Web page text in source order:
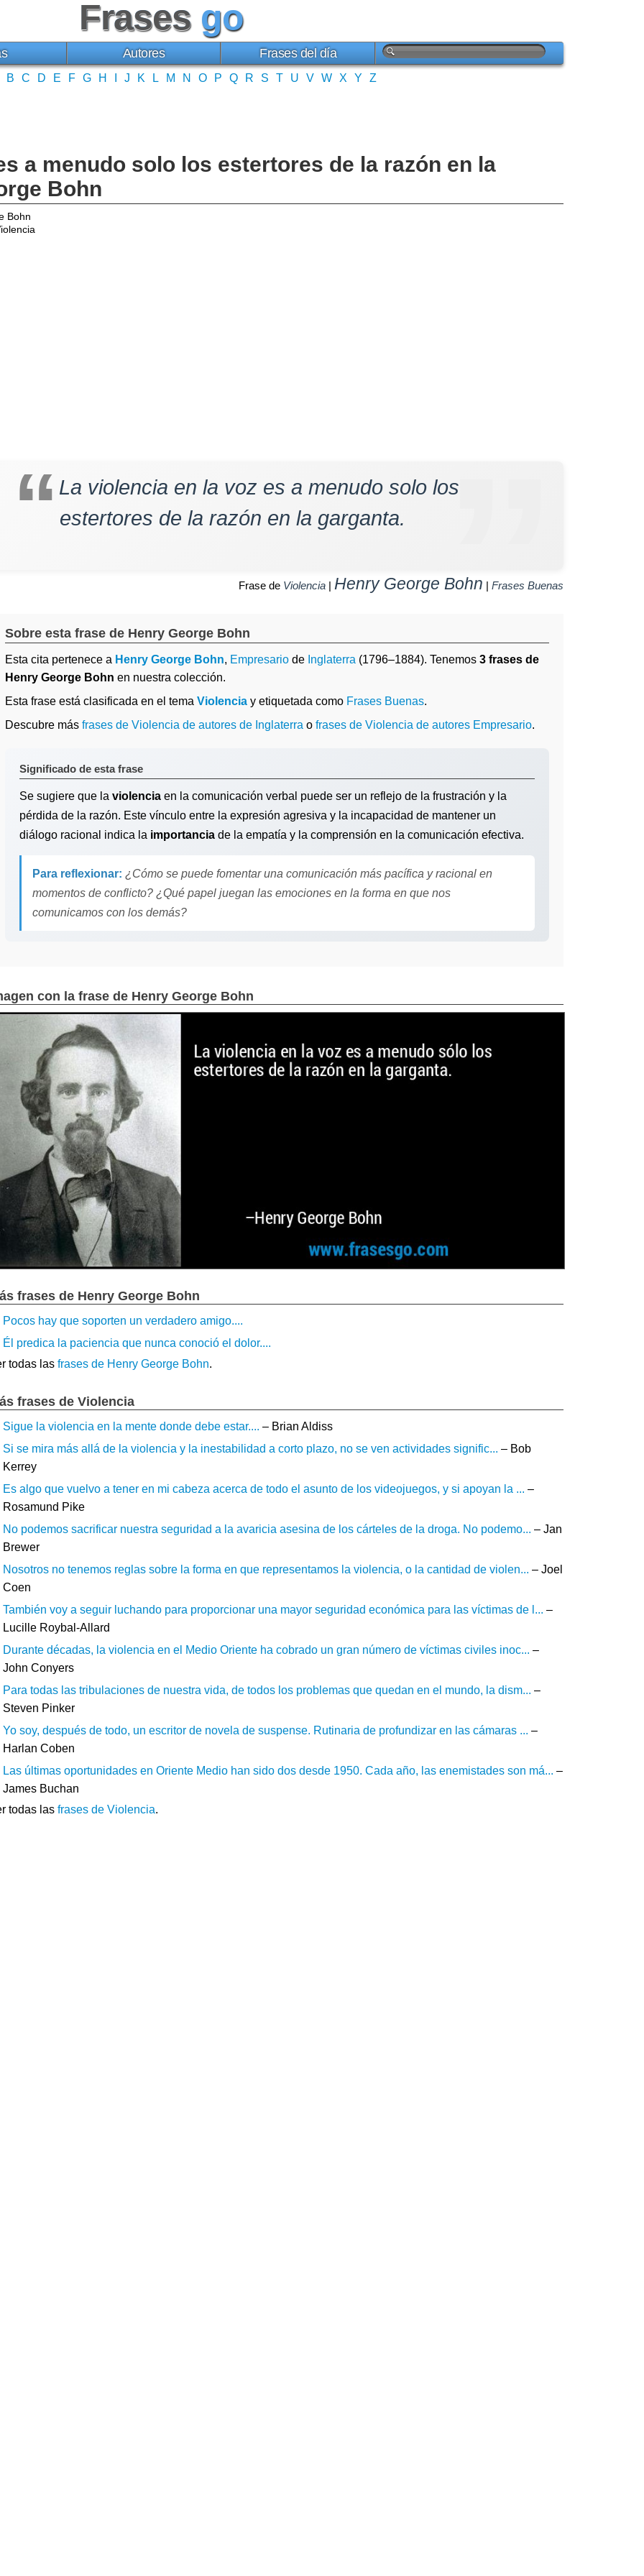
Frases go
Autores Frases del día
B C D E F G H J K L M N O P Q R S T U V W X Y Z
a menudo solo los estertores de la razón en la
Bohn
Bohn
La violencia en la voz es a menudo solo los
estertores de la razón en la garganta.
Frase de Violencia | Henry George Bohn | Frases Buenas
Sobre esta frase de Henry George Bohn
Esta cita pertenece a Henry George Bohn, Empresario de Inglaterra (1796–1884). Tenemos 3 frases de
Henry George Bohn en nuestra colección.
Esta frase está clasificada en el tema Violencia y etiquetada como Frases Buenas.
Descubre más frases de Violencia de autores de Inglaterra o frases de Violencia de autores Empresario.
Significado de esta frase
Se sugiere que la violencia en la comunicación verbal puede ser un reflejo de la frustración y la
pérdida de la razón. Este vínculo entre la expresión agresiva y la incapacidad de mantener un
diálogo racional indica la importancia de la empatía y la comprensión en la comunicación efectiva.
Para reflexionar: ¿Cómo se puede fomentar una comunicación más pacífica y racional en
momentos de conflicto? ¿Qué papel juegan las emociones en la forma en que nos
comunicamos con los demás?
con la frase de Henry George Bohn
frases de Henry George Bohn
Pocos hay que soporten un verdadero amigo....
Él predica la paciencia que nunca conoció el dolor....
todas las frases de Henry George Bohn.
frases de Violencia
Sigue la violencia en la mente donde debe estar.... – Brian Aldiss
Si se mira más allá de la violencia y la inestabilidad a corto plazo, no se ven actividades signific... – Bob
Kerrey
Es algo que vuelvo a tener en mi cabeza acerca de todo el asunto de los videojuegos, y si apoyan la ... –
Rosamund Pike
No podemos sacrificar nuestra seguridad a la avaricia asesina de los cárteles de la droga. No podemo... – Jan
Brewer
Nosotros no tenemos reglas sobre la forma en que representamos la violencia, o la cantidad de violen... – Joel
Coen
También voy a seguir luchando para proporcionar una mayor seguridad económica para las víctimas de l... –
Lucille Roybal-Allard
Durante décadas, la violencia en el Medio Oriente ha cobrado un gran número de víctimas civiles inoc... –
John Conyers
Para todas las tribulaciones de nuestra vida, de todos los problemas que quedan en el mundo, la dism... –
Steven Pinker
Yo soy, después de todo, un escritor de novela de suspense. Rutinaria de profundizar en las cámaras ... –
Harlan Coben
Las últimas oportunidades en Oriente Medio han sido dos desde 1950. Cada año, las enemistades son má... –
James Buchan
todas las frases de Violencia.